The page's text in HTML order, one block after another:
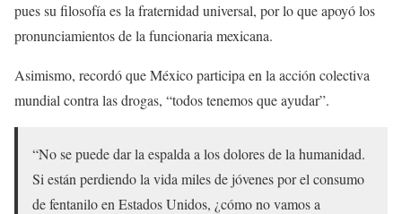
pues su filosofía es la fraternidad universal, por lo que apoyó los
pronunciamientos de la funcionaria mexicana.
Asimismo, recordó que México participa en la acción colectiva
mundial contra las drogas, “todos tenemos que ayudar”.
“No se puede dar la espalda a los dolores de la humanidad.
Si están perdiendo la vida miles de jóvenes por el consumo
de fentanilo en Estados Unidos, ¿cómo no vamos a